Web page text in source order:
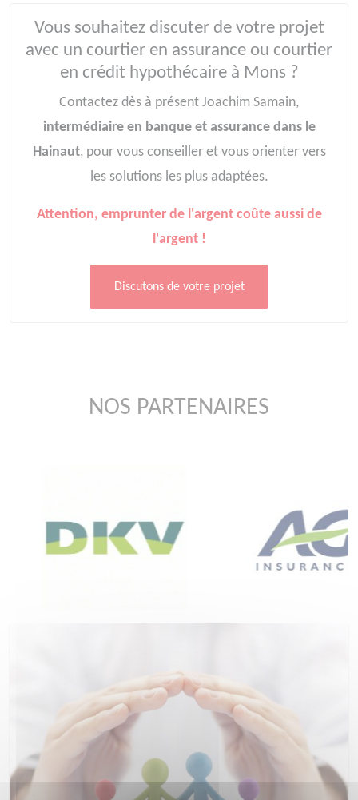
Vous souhaitez discuter de votre projet
avec un courtier en assurance ou courtier
en crédit hypothécaire à Mons ?
Contactez dès à présent Joachim Samain,
intermédiaire en banque et assurance dans le
Hainaut, pour vous conseiller et vous orienter vers
les solutions les plus adaptées.
Attention, emprunter de l'argent coûte aussi de
l'argent !
Discutons de votre projet
NOS PARTENAIRES